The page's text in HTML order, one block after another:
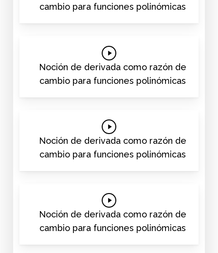
cambio para funciones polinómicas
Play
Video
Noción de derivada como razón de
cambio para funciones polinómicas
Play
Video
Noción de derivada como razón de
cambio para funciones polinómicas
Play
Video
Noción de derivada como razón de
cambio para funciones polinómicas